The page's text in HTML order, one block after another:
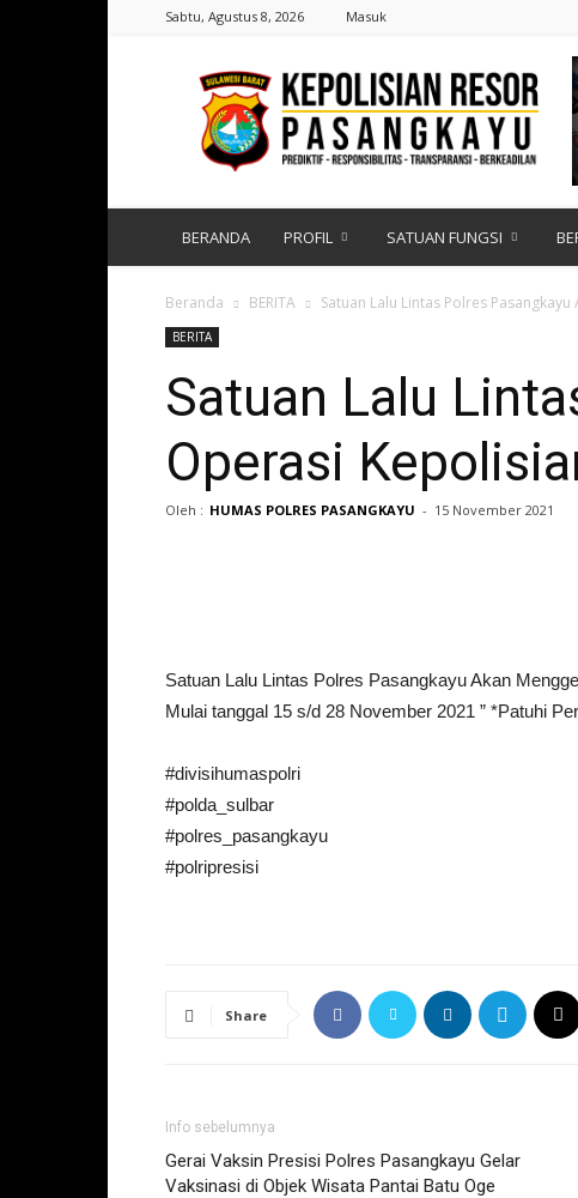
Sabtu, Agustus 8, 2026 Masuk
Polres
Pasangkayu
|
Sulawesi
Barat
BERANDA PROFIL SATUAN FUNGSI
Beranda BERITA Satuan Lalu Lintas Polres
BERITA
Satuan Lalu
Operasi
Oleh : HUMAS POLRES PASANGKAYU - 15 November 2021
Satuan Lalu Lintas Polres Pasangkayu Akan
Mulai tanggal 15 s/d 28 November 2021 ” *Patuhi
#divisihumaspolri
#polda_sulbar
#polres_pasangkayu
#polripresisi
Share
Info sebelumnya
Gerai Vaksin Presisi Polres Pasangkayu Gelar
Vaksinasi di Objek Wisata Pantai Batu Oge